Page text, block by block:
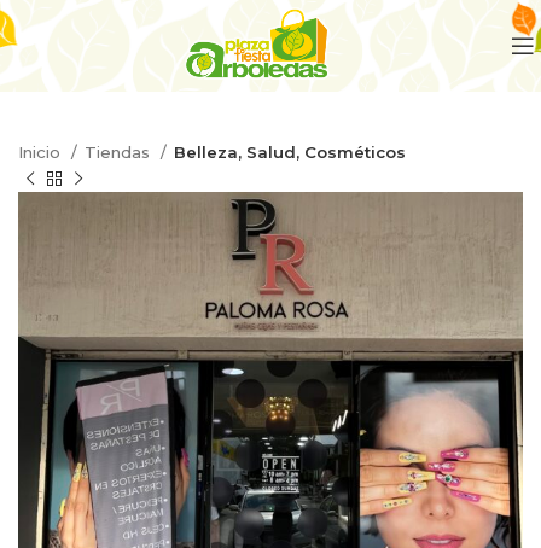
Inicio Tiendas Belleza, Salud, Cosméticos